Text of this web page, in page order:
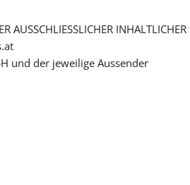
AUSSCHLIESSLICHER INHALTLICHER
und der jeweilige Aussender